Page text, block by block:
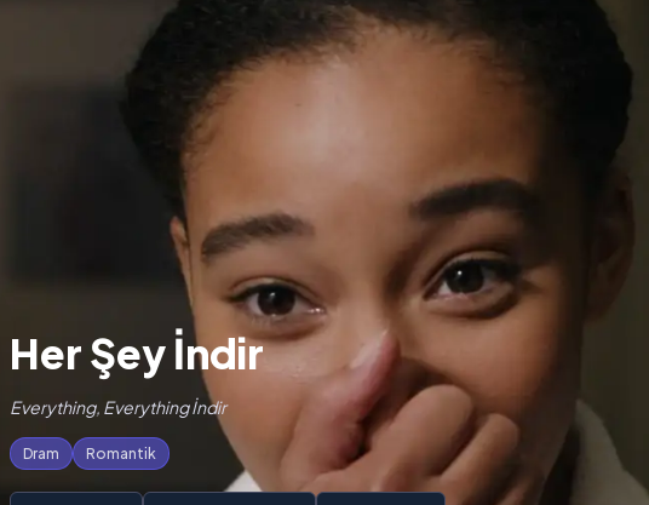
Her Şey İndir
Everything, Everything İndir
Dram Romantik